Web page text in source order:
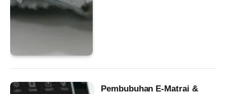
Pembubuhan E-Matrai &